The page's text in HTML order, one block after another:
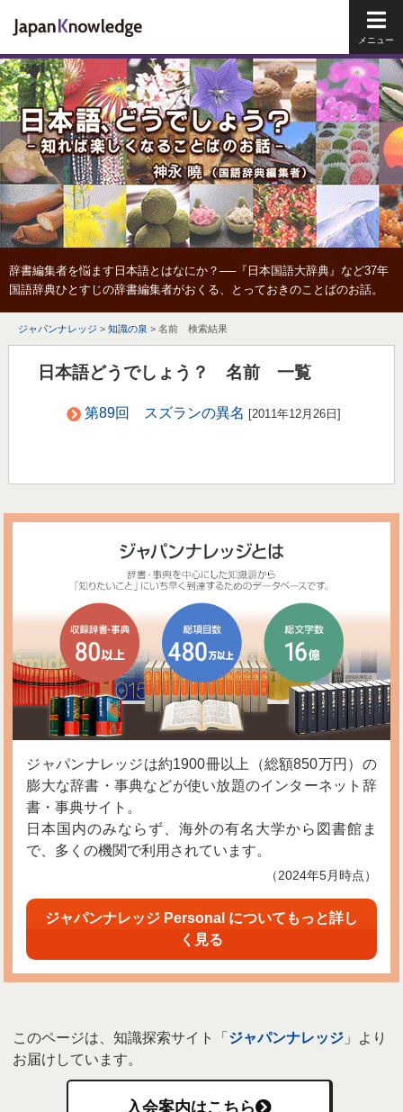
辞書編集者を悩ます日本語とはなにか？──『日本国語大辞典』など37年
国語辞典ひとすじの辞書編集者がおくる、とっておきのことばのお話。
ジャパンナレッジ > 知識の泉 > 名前 検索結果
日本語どうでしょう？ 名前 一覧
第89回 スズランの異名 [2011年12月26日]
ジャパンナレッジは約1900冊以上（総額850万円）の
膨大な辞書・事典などが使い放題のインターネット辞
書・事典サイト。
日本国内のみならず、海外の有名大学から図書館ま
で、多くの機関で利用されています。
（2024年5月時点）
ジャパンナレッジ Personal についてもっと詳し
く見る
このページは、知識探索サイト「 ジャパンナレッジ 」より
お届けしています。
入会案内はこちら